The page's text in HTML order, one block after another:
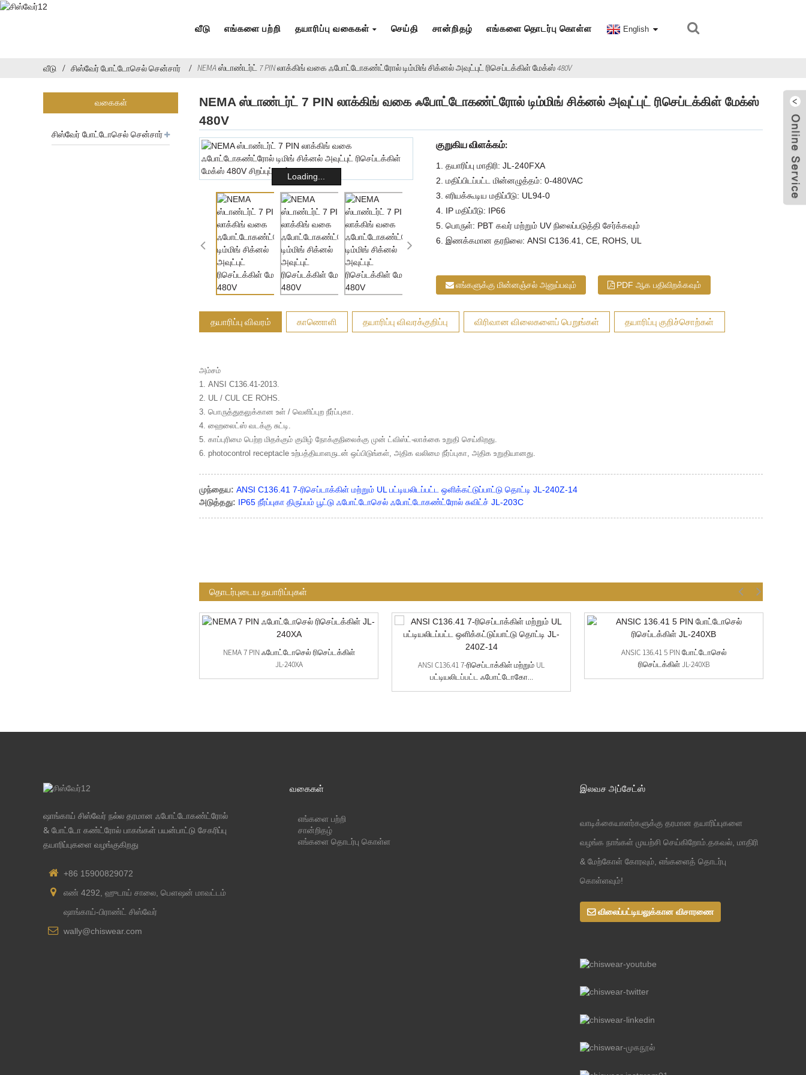
வீடு எங்களை பற்றி தயாரிப்பு வகைகள் செய்தி சான்றிதழ் எங்களை தொடர்பு கொள்ள English
வீடு சிஸ்வேர் போட்டோசெல் சென்சார் NEMA ஸ்டாண்டர்ட் 7 PIN லாக்கிங் வகை ஃபோட்டோகண்ட்ரோல் டிம்மிங் சிக்னல் அவுட்புட் ரிசெப்டக்கிள் மேக்ஸ் 480V
வகைகள்
சிஸ்வேர் போட்டோசெல் சென்சார்
NEMA ஸ்டாண்டர்ட் 7 PIN லாக்கிங் வகை ஃபோட்டோகண்ட்ரோல் டிம்மிங் சிக்னல் அவுட்புட் ரிசெப்டக்கிள் மேக்ஸ்
480V
Loading...
குறுகிய விளக்கம்:
1. தயாரிப்பு மாதிரி: JL-240FXA
2. மதிப்பிடப்பட்ட மின்னழுத்தம்: 0-480VAC
3. எரியக்கூடிய மதிப்பீடு: UL94-0
4. IP மதிப்பீடு: IP66
5. பொருள்: PBT கவர் மற்றும் UV நிலைப்படுத்தி சேர்க்கவும்
6. இணக்கமான தரநிலை: ANSI C136.41, CE, ROHS, UL
எங்களுக்கு மின்னஞ்சல் அனுப்பவும் PDF ஆக பதிவிறக்கவும்
தயாரிப்பு விவரம் காணொளி தயாரிப்பு விவரக்குறிப்பு விரிவான விலைகளைப் பெறுங்கள் தயாரிப்பு குறிச்சொற்கள்
அம்சம்
1. ANSI C136.41-2013.
2. UL / CUL CE ROHS.
3. பொருத்துதலுக்கான உள் / வெளிப்புற நீர்ப்புகா.
4. ஹைலைட்ஸ் வடக்கு சுட்டி.
5. காப்புரிமை பெற்ற மிதக்கும் குமிழ் நோக்குநிலைக்கு முன் ட்விஸ்ட்-லாக்கை உறுதி செய்கிறது.
6. photocontrol receptacle உற்பத்தியாளருடன் ஒப்பிடுங்கள், அதிக வலிமை நீர்ப்புகா, அதிக உறுதியானது.
முந்தைய: ANSI C136.41 7-ரிசெப்டாக்கிள் மற்றும் UL பட்டியலிடப்பட்ட ஒளிக்கட்டுப்பாட்டு தொட்டி JL-240Z-14
அடுத்தது: IP65 நீர்ப்புகா திருப்பம் பூட்டு ஃபோட்டோசெல் ஃபோட்டோகண்ட்ரோல் சுவிட்ச் JL-203C
தொடர்புடைய தயாரிப்புகள்
NEMA 7 PIN ஃபோட்டோசெல் ரிசெப்டக்கிள்
JL-240XA
ANSI C136.41 7-ரிசெப்டாக்கிள் மற்றும் UL
பட்டியலிடப்பட்ட ஃபோட்டோகோ...
ANSIC 136.41 5 PIN போட்டோசெல்
ரிசெப்டக்கிள் JL-240XB
ஷாங்காய் சிஸ்வேர் நல்ல தரமான ஃபோட்டோகண்ட்ரோல்
& போட்டோ கண்ட்ரோல் பாகங்கள் பயன்பாட்டு சேகரிப்பு
தயாரிப்புகளை வழங்குகிறது
+86 15900829072
எண் 4292, ஹுடாய் சாலை, பௌஷன் மாவட்டம்
ஷாங்காய்-பிராண்ட் சிஸ்வேர்
wally@chiswear.com
வகைகள்
எங்களை பற்றி
சான்றிதழ்
எங்களை தொடர்பு கொள்ள
இலவச அப்சேட்ஸ்
வாடிக்கையாளர்களுக்கு தரமான தயாரிப்புகளை
வழங்க நாங்கள் முயற்சி செய்கிறோம்.தகவல், மாதிரி
& மேற்கோள் கோரவும், எங்களைத் தொடர்பு
கொள்ளவும்!
விலைப்பட்டியலுக்கான விசாரணை